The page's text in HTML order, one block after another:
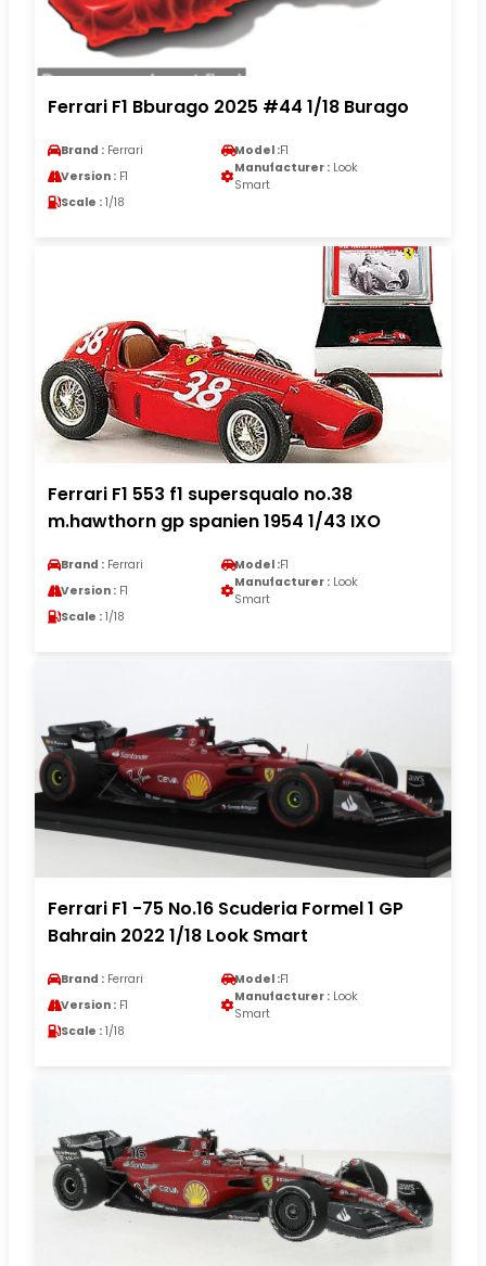
Ferrari F1 Bburago 2025 #44 1/18 Burago
Brand : Ferrari Model :F1
Version : F1
Manufacturer : Look
Smart
Scale : 1/18
Ferrari F1 553 f1 supersqualo no.38
m.hawthorn gp spanien 1954 1/43 IXO
Brand : Ferrari Model :F1
Version : F1
Manufacturer : Look
Smart
Scale : 1/18
Ferrari F1 -75 No.16 Scuderia Formel 1 GP
Bahrain 2022 1/18 Look Smart
Brand : Ferrari Model :F1
Version : F1
Manufacturer : Look
Smart
Scale : 1/18